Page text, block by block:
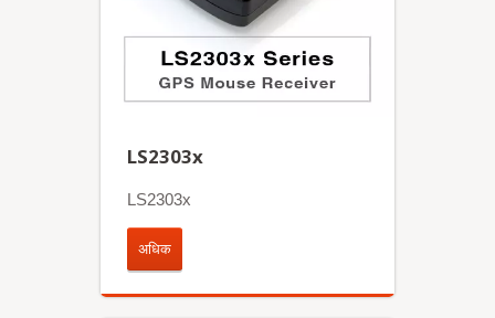
LS2303x
LS2303x
अधिक